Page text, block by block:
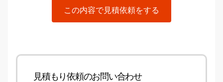
見積もり依頼のお問い合わせ
この内容で見積依頼をする